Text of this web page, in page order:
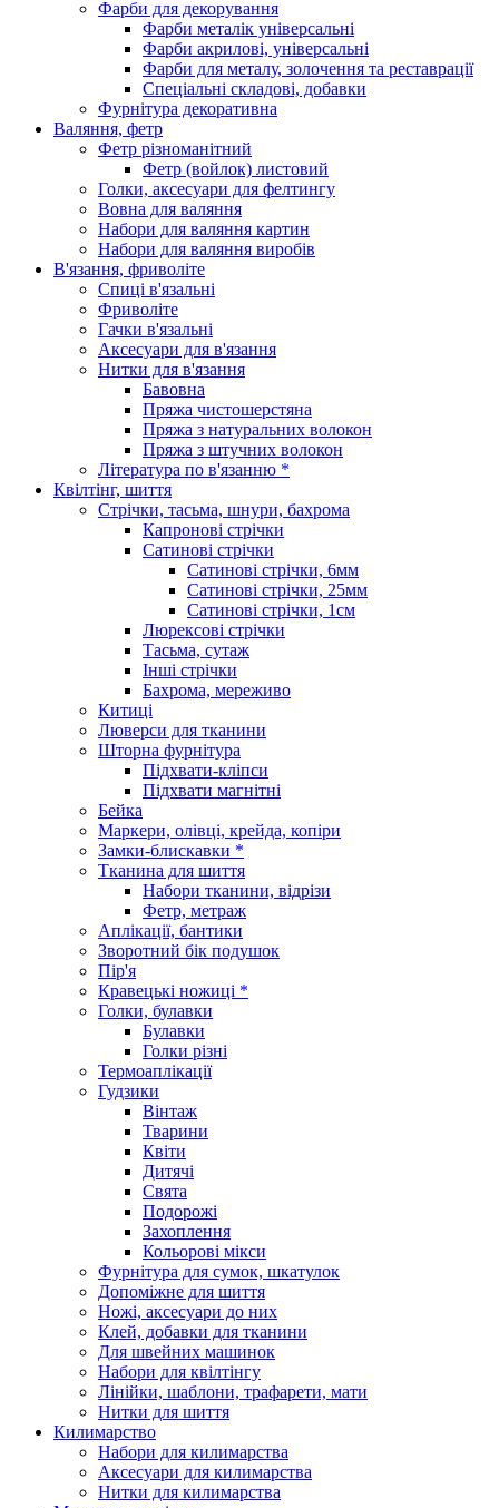
Фарби для декорування
Фарби металік універсальні
Фарби акрилові, універсальні
Фарби для металу, золочення та реставрації
Спеціальні складові, добавки
Фурнітура декоративна
Валяння, фетр
Фетр різноманітний
Фетр (войлок) листовий
Голки, аксесуари для фелтингу
Вовна для валяння
Набори для валяння картин
Набори для валяння виробів
В'язання, фриволіте
Спиці в'язальні
Фриволіте
Гачки в'язальні
Аксесуари для в'язання
Нитки для в'язання
Бавовна
Пряжа чистошерстяна
Пряжа з натуральних волокон
Пряжа з штучних волокон
Література по в'язанню *
Квілтінг, шиття
Стрічки, тасьма, шнури, бахрома
Капронові стрічки
Сатинові стрічки
Сатинові стрічки, 6мм
Сатинові стрічки, 25мм
Сатинові стрічки, 1см
Люрексові стрічки
Тасьма, сутаж
Інші стрічки
Бахрома, мереживо
Китиці
Люверси для тканини
Шторна фурнітура
Підхвати-кліпси
Підхвати магнітні
Бейка
Маркери, олівці, крейда, копіри
Замки-блискавки *
Тканина для шиття
Набори тканини, відрізи
Фетр, метраж
Аплікації, бантики
Зворотний бік подушок
Пір'я
Кравецькі ножиці *
Голки, булавки
Булавки
Голки різні
Термоаплікації
Гудзики
Вінтаж
Тварини
Квіти
Дитячі
Свята
Подорожі
Захоплення
Кольорові мікси
Фурнітура для сумок, шкатулок
Допоміжне для шиття
Ножі, аксесуари до них
Клей, добавки для тканини
Для швейних машинок
Набори для квілтінгу
Лінійки, шаблони, трафарети, мати
Нитки для шиття
Килимарство
Набори для килимарства
Аксесуари для килимарства
Нитки для килимарства